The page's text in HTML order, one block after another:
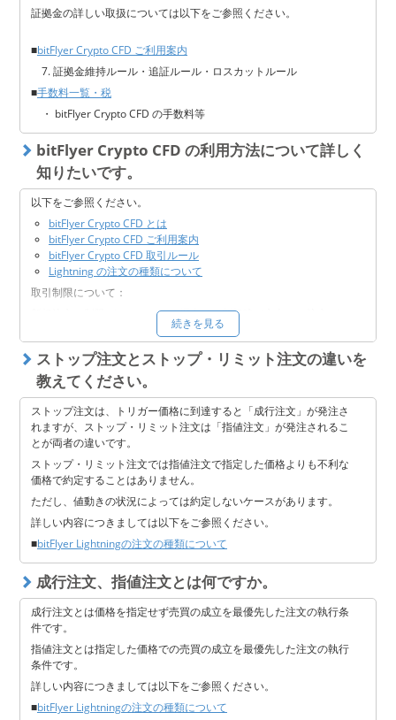
証拠金の詳しい取扱については以下をご参照ください。
■bitFlyer Crypto CFD ご利用案内
7. 証拠金維持ルール・追証ルール・ロスカットルール
■手数料一覧・税
・ bitFlyer Crypto CFD の手数料等
bitFlyer Crypto CFD の利用方法について詳しく
知りたいです。
以下をご参照ください。
bitFlyer Crypto CFD とは
bitFlyer Crypto CFD ご利用案内
bitFlyer Crypto CFD 取引ルール
Lightning の注文の種類について
取引制限について：
新規注文に制限がかかっている場合は、新規建て方向のご注文がで
きません。保有建玉を決済する方向のご注文（反対売買）のみ実行
可能です。また、建玉を決済するときは、1回のご注文において、
お客様が保有している建玉の数量を超える数量で注文すること（ド
テン）はできません。
なお、取引制限がかかる前にすでに出している新規注文について
は、取引制限後は約定いたしませんので予めご了承ください。
続きを見る
ストップ注文とストップ・リミット注文の違いを
教えてください。
ストップ注文は、トリガー価格に到達すると「成行注文」が発注さ
れますが、ストップ・リミット注文は「指値注文」が発注されるこ
とが両者の違いです。
ストップ・リミット注文では指値注文で指定した価格よりも不利な
価格で約定することはありません。
ただし、値動きの状況によっては約定しないケースがあります。
詳しい内容につきましては以下をご参照ください。
■bitFlyer Lightningの注文の種類について
成行注文、指値注文とは何ですか。
成行注文とは価格を指定せず売買の成立を最優先した注文の執行条
件です。
指値注文とは指定した価格での売買の成立を最優先した注文の執行
条件です。
詳しい内容につきましては以下をご参照ください。
■bitFlyer Lightningの注文の種類について